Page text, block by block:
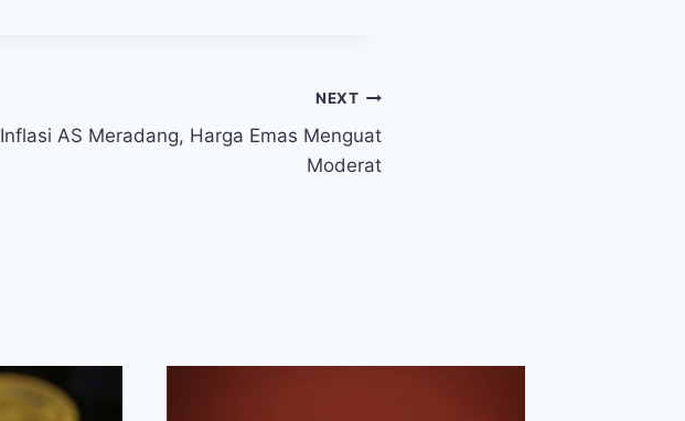
NEXT
Inflasi AS Meradang, Harga Emas Menguat
Moderat